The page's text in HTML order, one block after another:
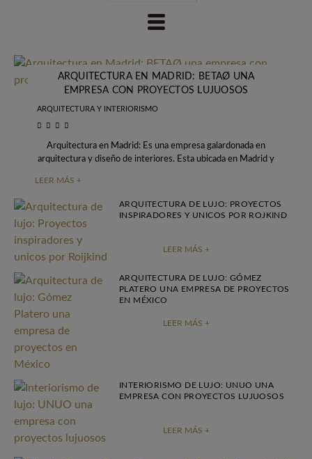
ARQUITECTURA EN MADRID: BETAØ UNA
EMPRESA CON PROYECTOS LUJUOSOS
ARQUITECTURA Y INTERIORISMO
Arquitectura en Madrid: Es una empresa galardonada en
arquitectura y diseño de interiores. Esta ubicada en Madrid y
LEER MÁS +
ARQUITECTURA DE LUJO: PROYECTOS
INSPIRADORES Y UNICOS POR ROJKIND
LEER MÁS +
ARQUITECTURA DE LUJO: GÓMEZ
PLATERO UNA EMPRESA DE PROYECTOS
EN MÉXICO
LEER MÁS +
INTERIORISMO DE LUJO: UNUO UNA
EMPRESA CON PROYECTOS LUJUOSOS
LEER MÁS +